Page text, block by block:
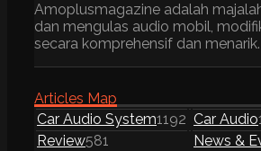
Amoplusmagazine adalah
dan mengulas audio mobil,
secara komprehensif dan menarik.
Articles Map
Car Audio System1192 Car Audio
Review581 News &